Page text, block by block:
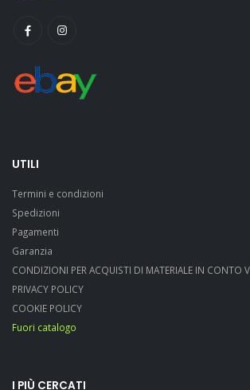
UTILI
Termini e condizioni
Spedizioni
Pagamenti
Garanzia
CONDIZIONI PER ACQUISTI DI MATERIALE IN CONTO
PRIVACY POLICY
COOKIE POLICY
Fuori catalogo
I PIÙ CERCATI